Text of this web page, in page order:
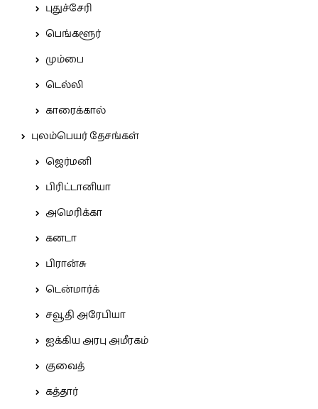
புதுச்சேரி
பெங்களூர்
மும்பை
டெல்லி
காரைக்கால்
புலம்பெயர் தேசங்கள்
ஜெர்மனி
பிரிட்டானியா
அமெரிக்கா
கனடா
பிரான்சு
டென்மார்க்
சவூதி அரேபியா
ஐக்கிய அரபு அமீரகம்
குவைத்
கத்தார்